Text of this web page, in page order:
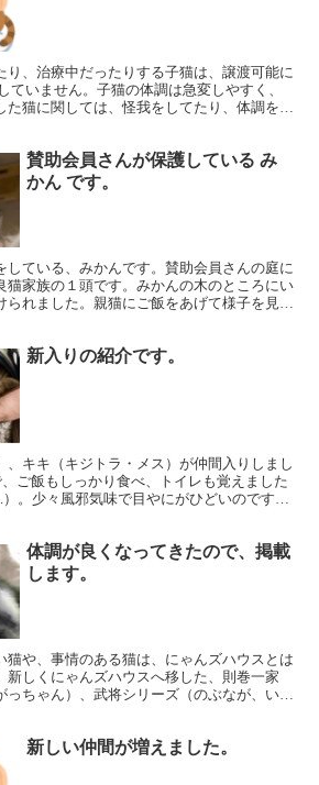
り、治療中だったりする子猫は、譲渡可能に
ていません。子猫の体調は急変しやすく、
た猫に関しては、怪我をしてたり、体調を崩
賛助会員さんが保護している み
かん です。
している、みかんです。賛助会員さんの庭に
猫家族の１頭です。みかんの木のところにい
られました。親猫にご飯をあげて様子を見よ
新入りの紹介です。
、キキ（キジトラ・メス）が仲間入りしまし
ご飯もしっかり食べ、トイレも覚えました
）。少々風邪気味で目やにがひどいのです
体調が良くなってきたので、掲載
します。
猫や、事情のある猫は、にゃんズハウスとは
新しくにゃんズハウスへ移した、則巻一家
っちゃん）、武将シリーズ（のぶなが、いえ
新しい仲間が増えました。